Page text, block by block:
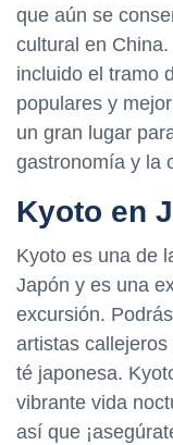
que aún se
cultural en
incluido el tramo
populares y
un gran lugar
gastronomía y la
Kyoto en
Kyoto es una de
Japón y es una
excursión.
artistas
té japonesa.
vibrante vida
así que